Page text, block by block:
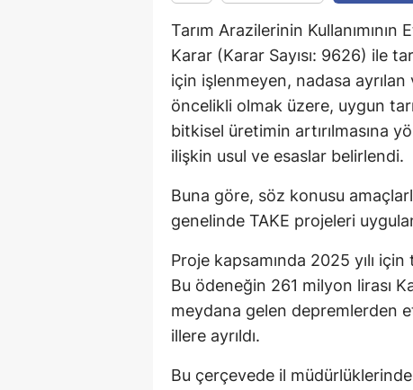
Tarım Arazilerinin
Karar (Karar Sayısı: 9626) ile
için işlenmeyen, nadasa
öncelikli olmak üzere, uygun
bitkisel üretimin artırılmasına
ilişkin usul ve esaslar belirlendi.
Buna göre, söz konusu
genelinde TAKE projeleri
Proje kapsamında 2025 yılı
Bu ödeneğin 261 milyon lirası
meydana gelen depremlerden
illere ayrıldı.
Bu çerçevede il